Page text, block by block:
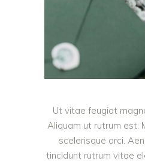
Ut vitae feugiat
Aliquam ut rutrum est.
scelerisque orci.
tincidunt rutrum vitae